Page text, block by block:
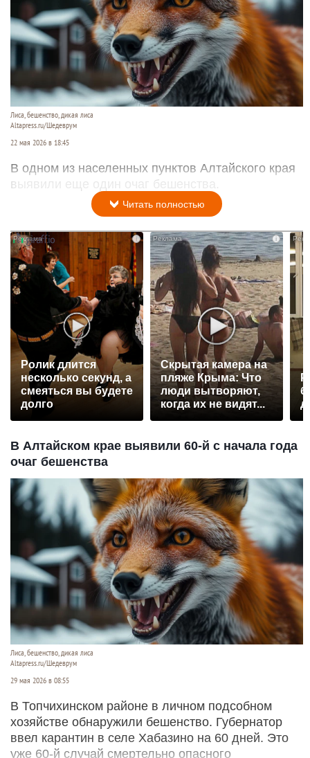
Лиса, бешенство, дикая лиса
Altapress.ru/Шедеврум
22 мая 2026 в 18:45
В одном из населенных пунктов Алтайского края
выявили еще один очаг бешенства.
Читать полностью
Ролик длится
несколько секунд, а
смеяться вы будете
долго
i
Скрытая камера на
пляже Крыма: Что
люди вытворяют,
когда их не видят...
В Алтайском крае выявили 60-й с начала года
очаг бешенства
Лиса, бешенство, дикая лиса
Altapress.ru/Шедеврум
29 мая 2026 в 08:55
В Топчихинском районе в личном подсобном
хозяйстве обнаружили бешенство. Губернатор
ввел карантин в селе Хабазино на 60 дней. Это
уже 60-й случай смертельно опасного